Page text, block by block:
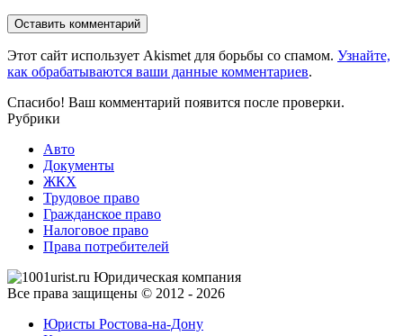
Оставить комментарий
Этот сайт использует Akismet для борьбы со спамом. Узнайте,
как обрабатываются ваши данные комментариев.
Спасибо! Ваш комментарий появится после проверки.
Рубрики
Авто
Документы
ЖКХ
Трудовое право
Гражданское право
Налоговое право
Права потребителей
Все права защищены © 2012 - 2026
Юристы Ростова-на-Дону